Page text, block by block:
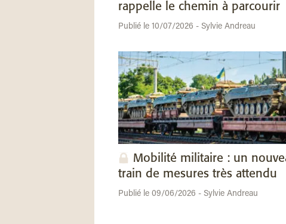
rappelle le chemin à parcourir
Publié le 10/07/2026 - Sylvie Andreau
Mobilité militaire : un
train de mesures très attendu
Publié le 09/06/2026 - Sylvie Andreau